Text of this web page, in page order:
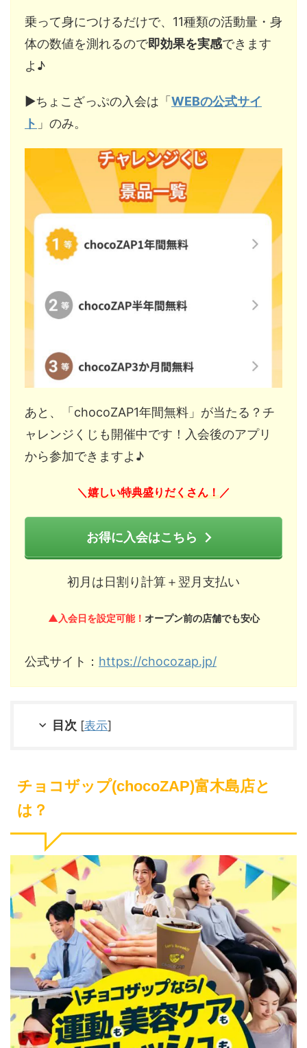
乗って身につけるだけで、11種類の活動量・身
体の数値を測れるので即効果を実感できます
よ♪
▶︎ちょこざっぷの入会は「WEBの公式サイ
ト 」のみ。
あと、「chocoZAP1年間無料」が当たる？チ
ャレンジくじも開催中です！入会後のアプリ
から参加できますよ♪
＼嬉しい特典盛りだくさん！／
お得に入会はこちら
初月は日割り計算＋翌月支払い
▲入会日を設定可能！ オープン前の店舗でも安心
公式サイト： https://chocozap.jp/
目次 [表示]
チョコザップ(chocoZAP)富木島店と
は？